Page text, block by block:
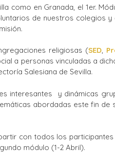
como en Granada, el 1er.
de nuestros colegios
religiosas (SED,
a personas vinculadas a
Salesiana de Sevilla.
y dinámicas
abordadas este fin
con todos los
módulo (1-2 Abril).